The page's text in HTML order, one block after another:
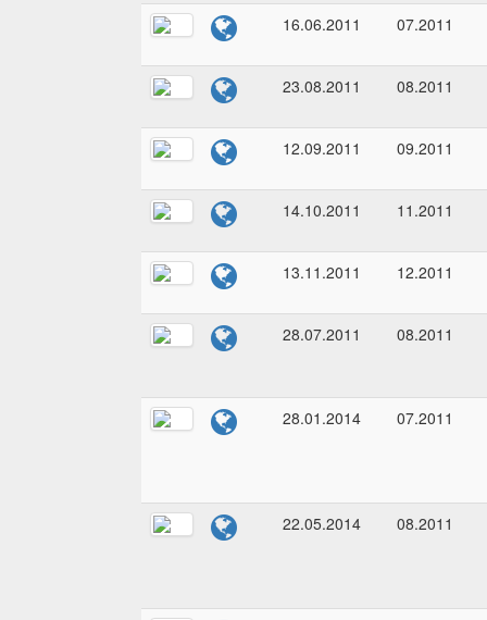
16.06.2011 07.2011
23.08.2011 08.2011
12.09.2011 09.2011
14.10.2011 11.2011
13.11.2011 12.2011
28.07.2011 08.2011
28.01.2014 07.2011
22.05.2014 08.2011